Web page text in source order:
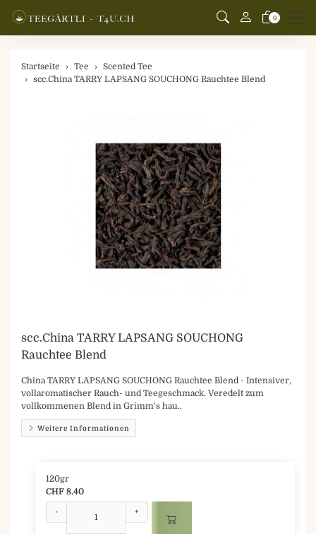
0
Startseite Tee
Scented Tee
scc.China TARRY LAPSANG SOUCHONG Rauchtee Blend
scc.China TARRY LAPSANG SOUCHONG
Rauchtee Blend
China TARRY LAPSANG SOUCHONG Rauchtee Blend - Intensiver,
vollaromatischer Rauch- und Teegeschmack. Veredelt zum
vollkommenen Blend in Grimm's hau..
Weitere Informationen
120gr
CHF 8.40
- +